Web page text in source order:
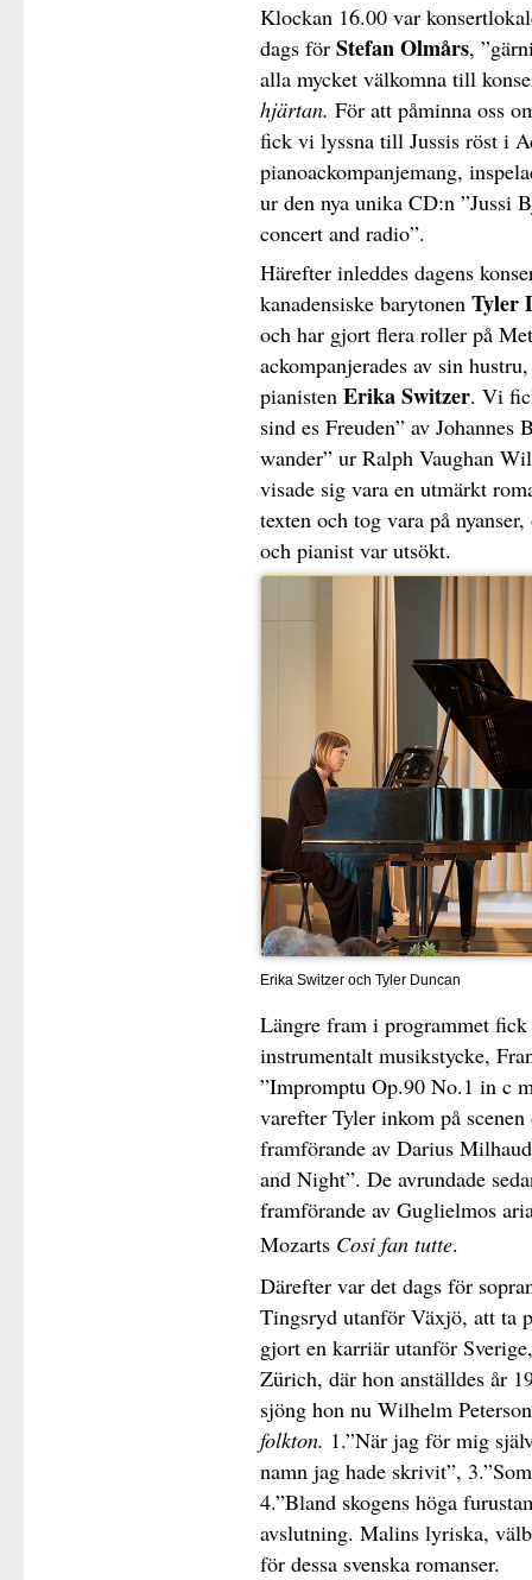
Klockan 16.00 var
dags för Stefan Olmårs,
alla mycket välkomna till
hjärtan. För att påminna oss
fick vi lyssna till Jussis röst i
pianoackompanjemang,
ur den nya unika CD:n ”Jussi
concert and radio”.
Härefter inleddes dagens
kanadensiske barytonen Tyler
och har gjort flera roller på
ackompanjerades av sin
pianisten Erika Switzer. Vi
sind es Freuden” av
wander” ur Ralph Vaughan
visade sig vara en utmärkt
texten och tog vara på
och pianist var utsökt.
Erika Switzer och Tyler Duncan
Längre fram i programmet
instrumentalt musikstycke,
”Impromptu Op.90 No.1 in c
varefter Tyler inkom på
framförande av Darius
and Night”. De avrundade
framförande av Guglielmos
Mozarts Cosi fan tutte.
Därefter var det dags för
Tingsryd utanför Växjö, att ta
gjort en karriär utanför
Zürich, där hon anställdes år
sjöng hon nu Wilhelm
folkton. 1.”När jag för mig
namn jag hade skrivit”,
4.”Bland skogens höga
avslutning. Malins lyriska,
för dessa svenska romanser.